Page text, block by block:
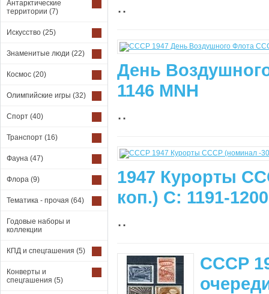
Антарктические
территории (7)
Искусство (25)
Знаменитые люди (22)
Космос (20)
Олимпийские игры (32)
Спорт (40)
Транспорт (16)
Фауна (47)
Флора (9)
Тематика - прочая (64)
Годовые наборы и
коллекции
КПД и спецгашения (5)
Конверты и
спецгашения (5)
..
День
1146 MNH
..
1947 Курорты
коп.) С: 1191-
..
СССР